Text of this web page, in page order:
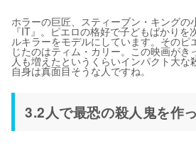
ホラーの巨匠、スティーブン・キングの
『IT』。ピエロの格好で子どもばかりを
ルキラーをモデルにしています。そのピ
じたのはティム・カリー。この映画がき
人も増えたというくらいインパクト大な
自身は真面目そうな人ですね。
3.2人で最恐の殺人鬼を作